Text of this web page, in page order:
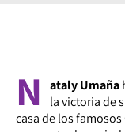
N ataly Umaña
la victoria de
casa de los